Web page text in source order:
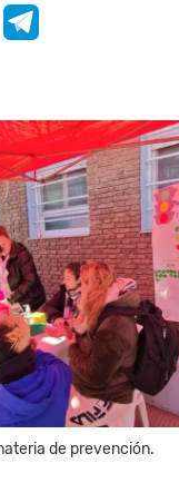
de prevención.